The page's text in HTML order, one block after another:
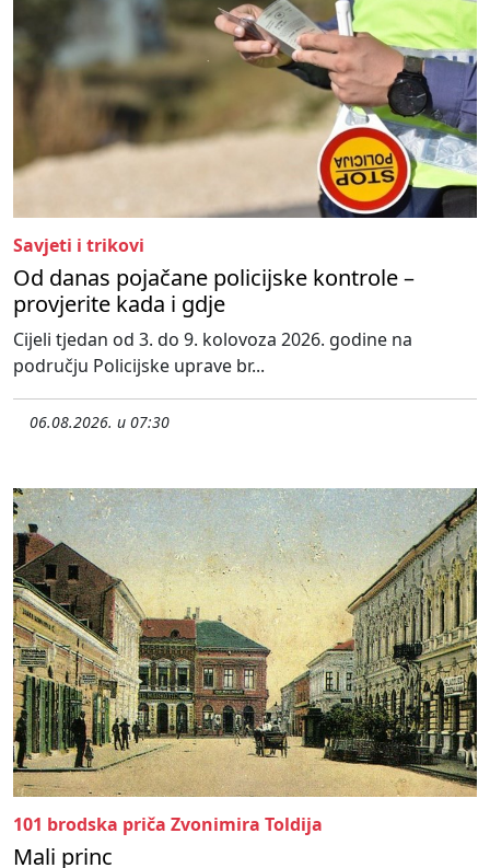
Savjeti i trikovi
Od danas pojačane policijske kontrole –
provjerite kada i gdje
Cijeli tjedan od 3. do 9. kolovoza 2026. godine na
području Policijske uprave br...
06.08.2026. u 07:30
101 brodska priča Zvonimira Toldija
Mali princ